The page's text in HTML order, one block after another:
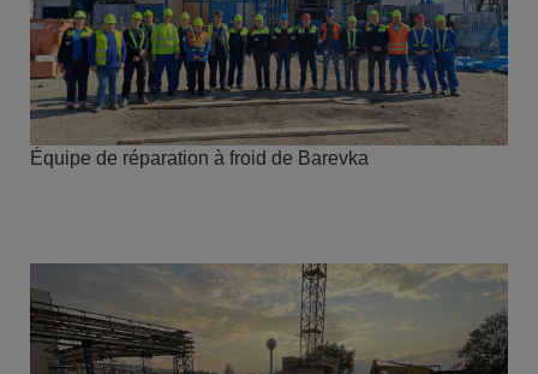
Équipe de réparation à froid de Barevka